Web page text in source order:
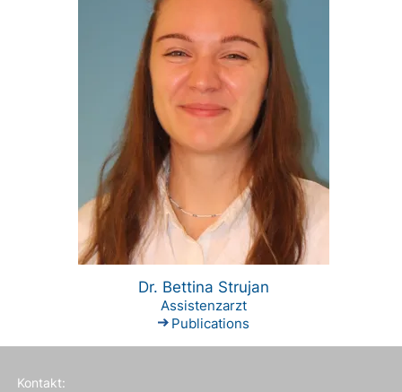
Dr. Bettina Strujan
Assistenzarzt
Publications
Kontakt: